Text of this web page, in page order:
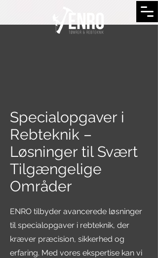
Specialopgaver i
Rebteknik –
Løsninger til Svært
Tilgængelige
Områder
ENRO tilbyder avancerede løsninger
til specialopgaver i rebteknik, der
kræver præcision, sikkerhed og
erfaring. Med vores ekspertise kan vi